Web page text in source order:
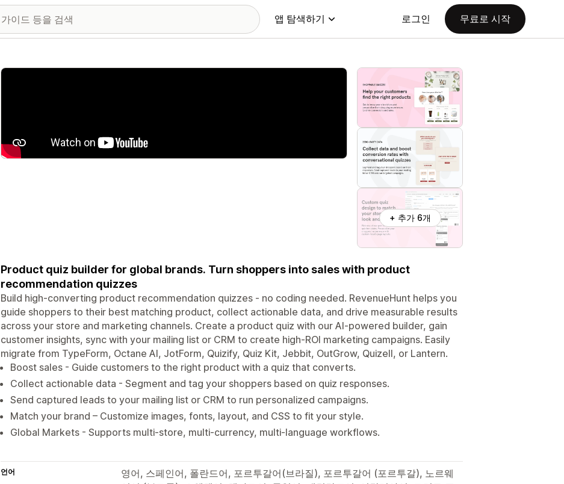
앱 탐색하기 로그인 무료로 시작
추천 이미지 갤러리
+ 추가 6개
Product quiz builder for global brands. Turn shoppers into sales with product
recommendation quizzes
Build high-converting product recommendation quizzes - no coding needed. RevenueHunt helps you
guide shoppers to their best matching product, collect actionable data, and drive measurable results
across your store and marketing channels. Create a product quiz with our AI-powered builder, gain
customer insights, sync with your mailing list or CRM to create high-ROI marketing campaigns. Easily
migrate from TypeForm, Octane AI, JotForm, Quizify, Quiz Kit, Jebbit, OutGrow, Quizell, or Lantern.
Boost sales - Guide customers to the right product with a quiz that converts.
Collect actionable data - Segment and tag your shoppers based on quiz responses.
Send captured leads to your mailing list or CRM to run personalized campaigns.
Match your brand – Customize images, fonts, layout, and CSS to fit your style.
Global Markets - Supports multi-store, multi-currency, multi-language workflows.
언어
영어, 스페인어, 폴란드어, 포르투갈어(브라질), 포르투갈어 (포르투갈), 노르웨